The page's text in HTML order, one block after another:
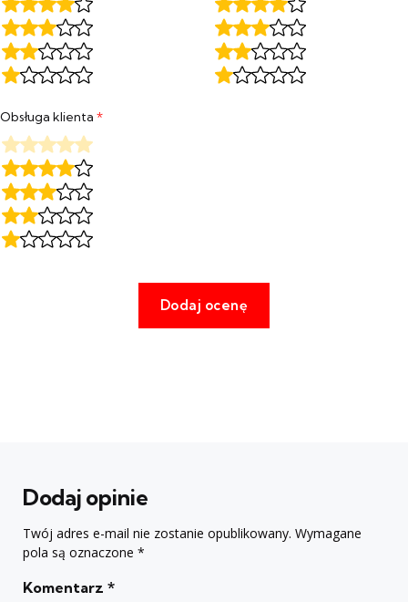
Obsługa klienta *
Dodaj opinie
Twój adres e-mail nie zostanie opublikowany. Wymagane
pola są oznaczone *
Komentarz *